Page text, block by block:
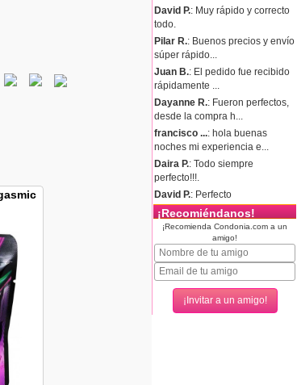
David P.: Muy rápido y correcto
todo.
Pilar R.: Buenos precios y envío
súper rápido...
Juan B.: El pedido fue recibido
rápidamente ...
Dayanne R.: Fueron perfectos,
desde la compra h...
francisco ...: hola buenas
noches mi experiencia e...
Daira P.: Todo siempre
perfecto!!!.
David P.: Perfecto
¡Recomiéndanos!
¡Recomienda Condonia.com a un
amigo!